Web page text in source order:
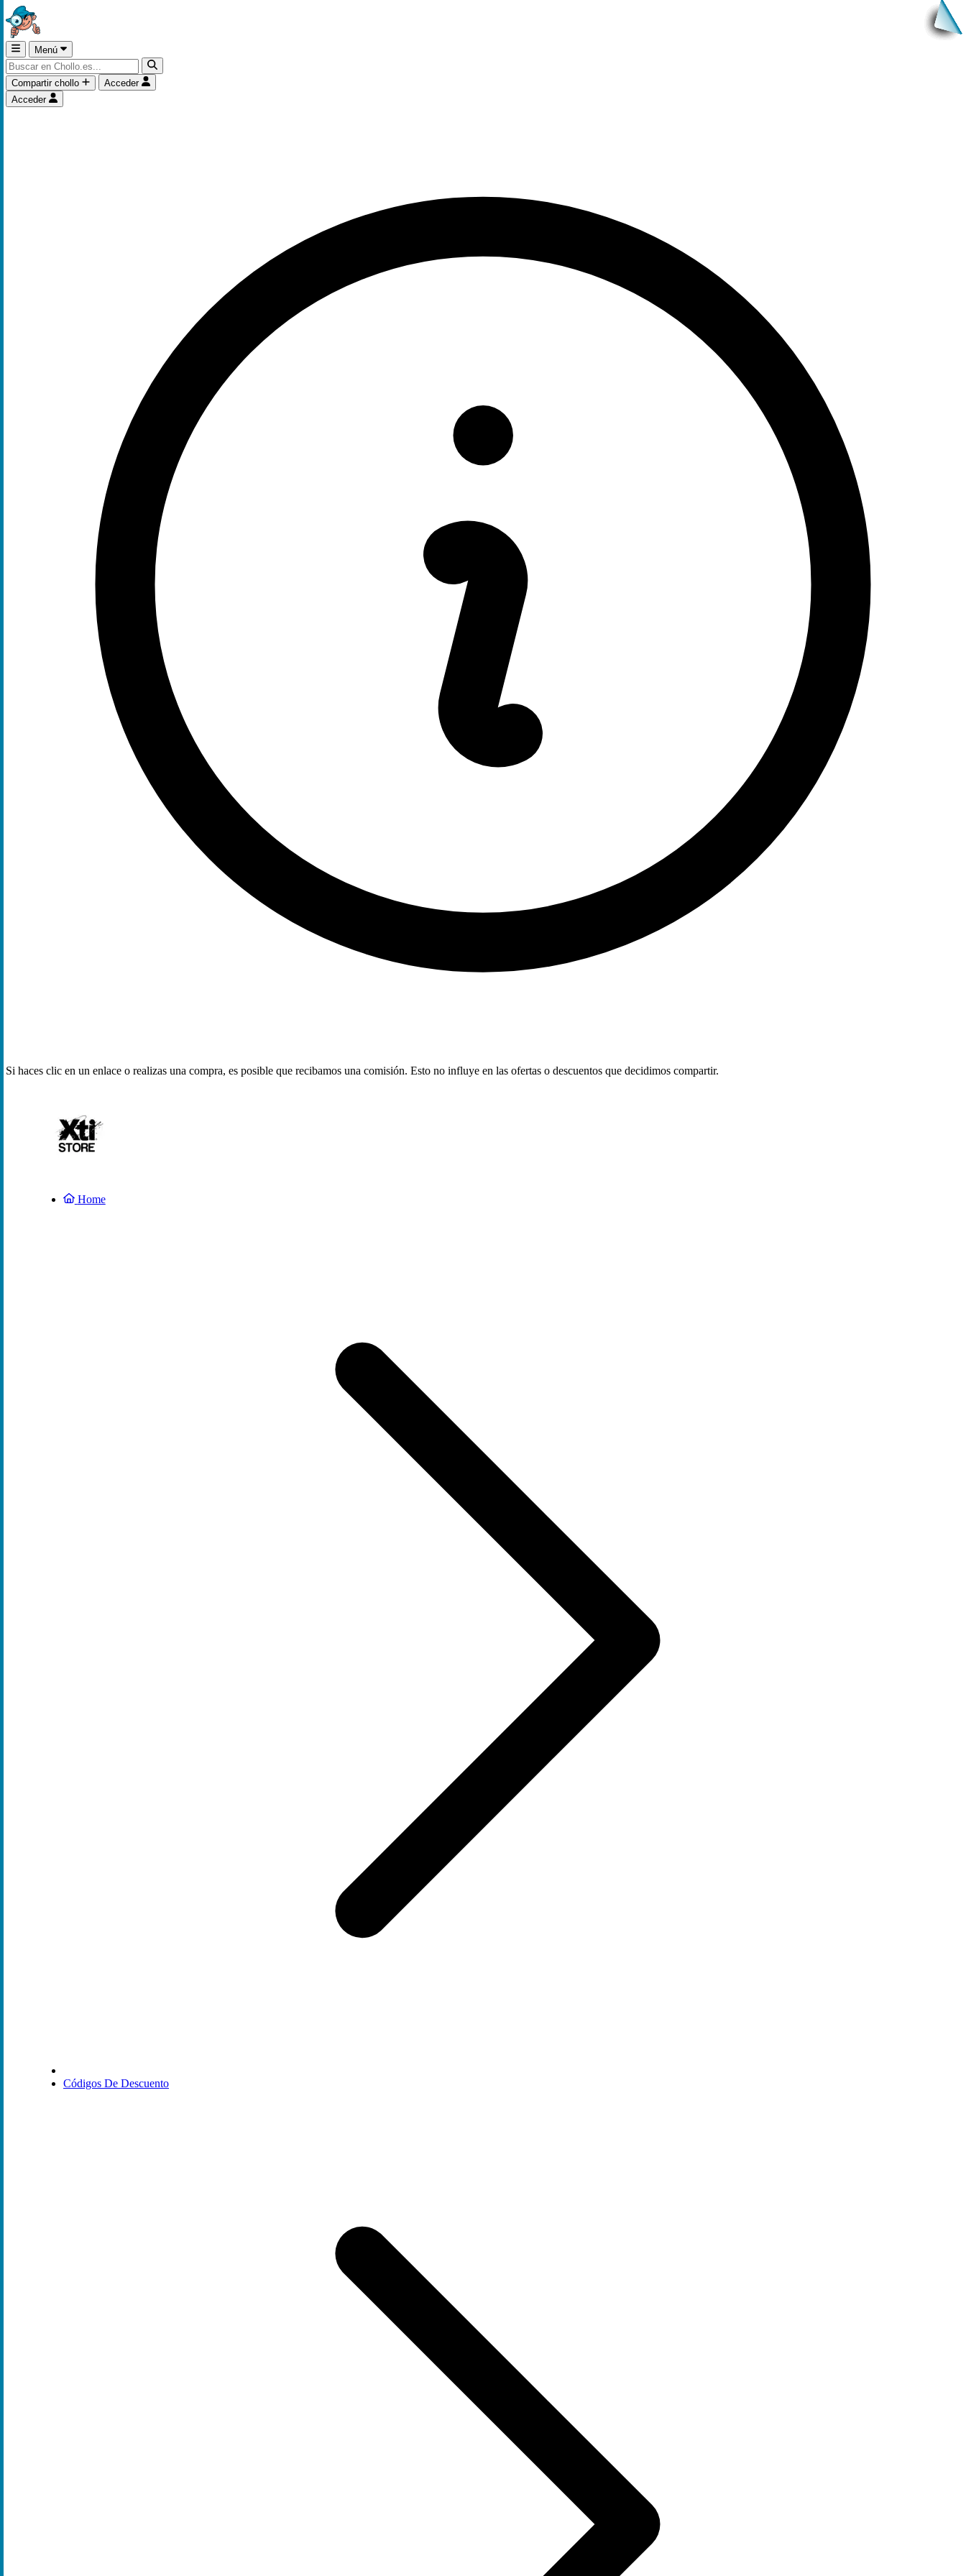
Menú
Compartir chollo
Acceder
Acceder
Si haces clic en un enlace o realizas una compra, es posible que recibamos una comisión. Esto no influye en las ofertas o descuentos que decidimos compartir.
Home
Códigos De Descuento